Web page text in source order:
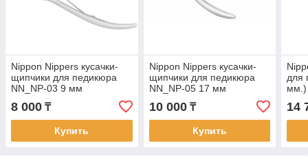
Nippon Nippers кусачки-
щипчики для педикюра
NN_NP-03 9 мм
8 000 ₸
Купить
Nippon Nippers кусачки-
щипчики для педикюра
NN_NP-05 17 мм
10 000₸
Купить
для
мм.)
14